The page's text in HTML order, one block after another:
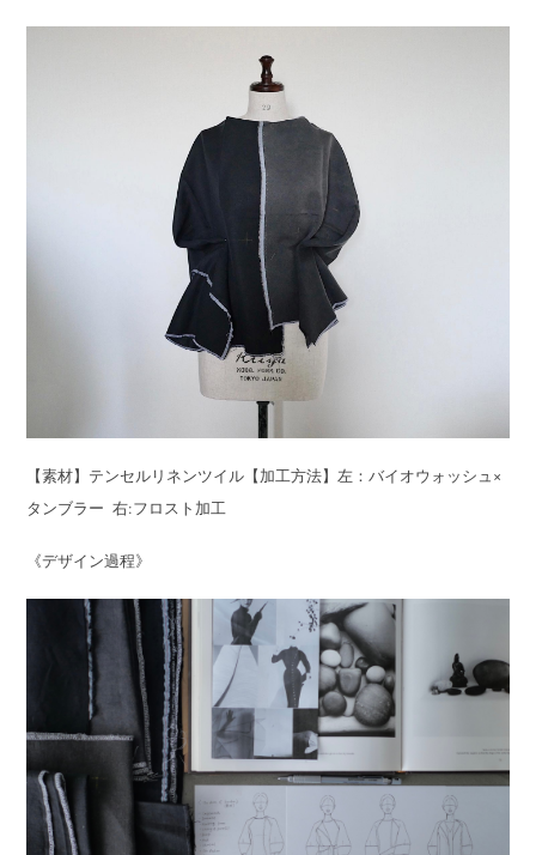
【素材】テンセルリネンツイル【加工方法】左：バイオウォッシュ×
タンブラー 右:フロスト加工
《デザイン過程》